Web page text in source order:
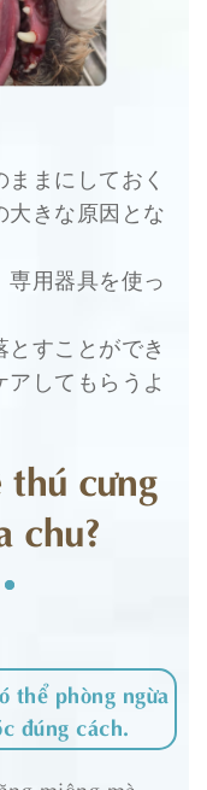
まにしておく
大きな原因とな
用器具を使っ
すことができ
してもらうよ
thú cưng
chu?
thể phòng ngừa
đúng cách.